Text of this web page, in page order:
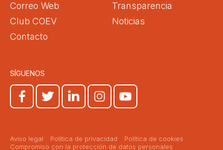
Correo Web
Transparencia
Club COEV
Noticias
Contacto
SÍGUENOS
Aviso legal Política de privacidad
Política de cookies
Compromiso con la protección de datos personales